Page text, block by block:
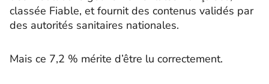
classée Fiable, et fournit des contenus validés par
des autorités sanitaires nationales.
Mais ce 7,2 % mérite d’être lu correctement.